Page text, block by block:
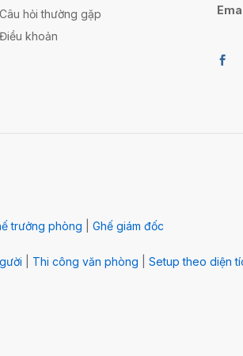
Câu hỏi thường gặp
Điều khoản
trưởng phòng Ghế giám đốc
Thi công văn phòng Setup theo diện